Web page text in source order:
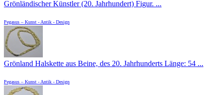
Grönländischer Künstler (20. Jahrhundert) Figur. ...
Pegasus – Kunst - Antik - Design
Grönland Halskette aus Beine, des 20. Jahrhunderts Länge: 54 ...
Pegasus – Kunst - Antik - Design